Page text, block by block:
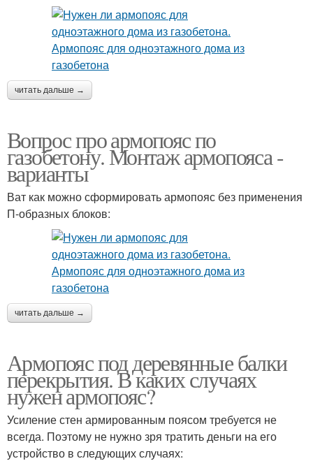
читать дальше →
Вопрос про армопояс по
газобетону. Монтаж армопояса -
варианты
Ват как можно сформировать армопояс без применения
П-образных блоков:
читать дальше →
Армопояс под деревянные балки
перекрытия. В каких случаях
нужен армопояс?
Усиление стен армированным поясом требуется не
всегда. Поэтому не нужно зря тратить деньги на его
устройство в следующих случаях: